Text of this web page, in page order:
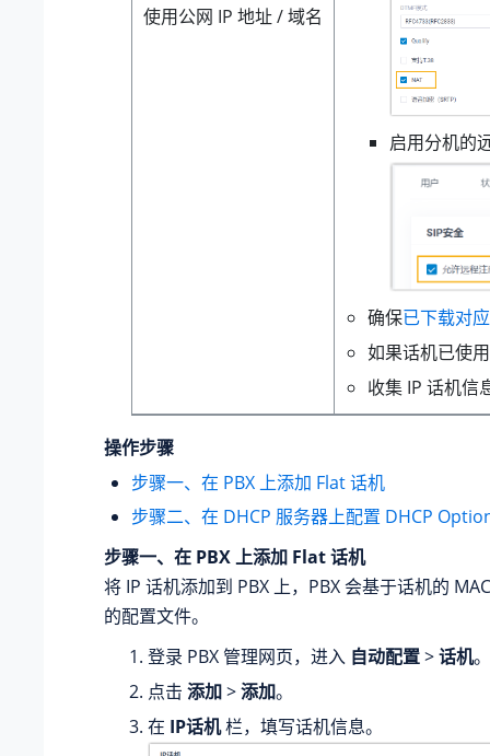
使用公网 IP 地址 / 域名
启用分机的
确保已下载对
如果话机已使
收集 IP 话机信
操作步骤
步骤一、在 PBX 上添加 Flat 话机
步骤二、在 DHCP 服务器上配置 DHCP
步骤一、在 PBX 上添加 Flat 话机
将 IP 话机添加到 PBX 上，PBX 会基于话机的
的配置文件。
登录 PBX 管理网页，进入 自动配置>话机。
点击 添加>添加。
在 IP话机栏，填写话机信息。